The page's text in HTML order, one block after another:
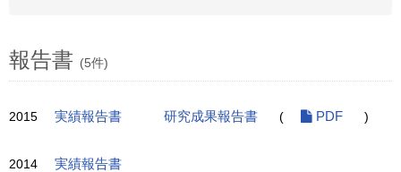
報告書 (5件)
2015 実績報告書 研究成果報告書 ( PDF )
2014 実績報告書